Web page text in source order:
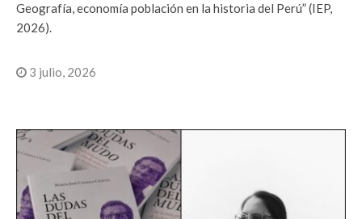
Geografía, economía población en la historia del Perú” (IEP,
2026).
3 julio, 2026